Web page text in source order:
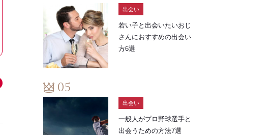
出会い
若い子と出会いたいおじ
さんにおすすめの出会い
方6選
出会い
一般人がプロ野球選手と
出会うための方法7選